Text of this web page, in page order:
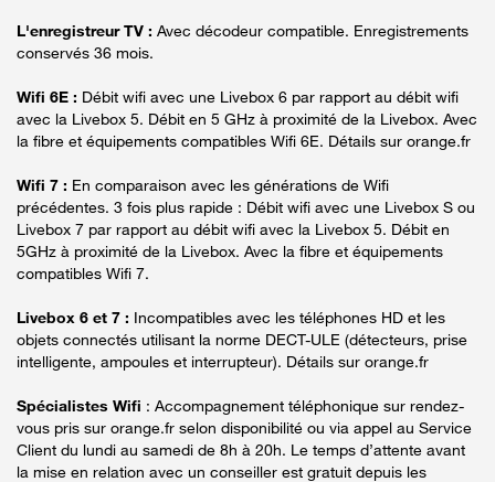
L'enregistreur TV : Avec décodeur compatible. Enregistrements
conservés 36 mois.
Wifi 6E : Débit wifi avec une Livebox 6 par rapport au débit wifi
avec la Livebox 5. Débit en 5 GHz à proximité de la Livebox. Avec
la fibre et équipements compatibles Wifi 6E. Détails sur orange.fr
Wifi 7 : En comparaison avec les générations de Wifi
précédentes. 3 fois plus rapide : Débit wifi avec une Livebox S ou
Livebox 7 par rapport au débit wifi avec la Livebox 5. Débit en
5GHz à proximité de la Livebox. Avec la fibre et équipements
compatibles Wifi 7.
Livebox 6 et 7 : Incompatibles avec les téléphones HD et les
objets connectés utilisant la norme DECT-ULE (détecteurs, prise
intelligente, ampoules et interrupteur). Détails sur orange.fr
Spécialistes Wifi : Accompagnement téléphonique sur rendez-
vous pris sur orange.fr selon disponibilité ou via appel au Service
Client du lundi au samedi de 8h à 20h. Le temps d’attente avant
la mise en relation avec un conseiller est gratuit depuis les